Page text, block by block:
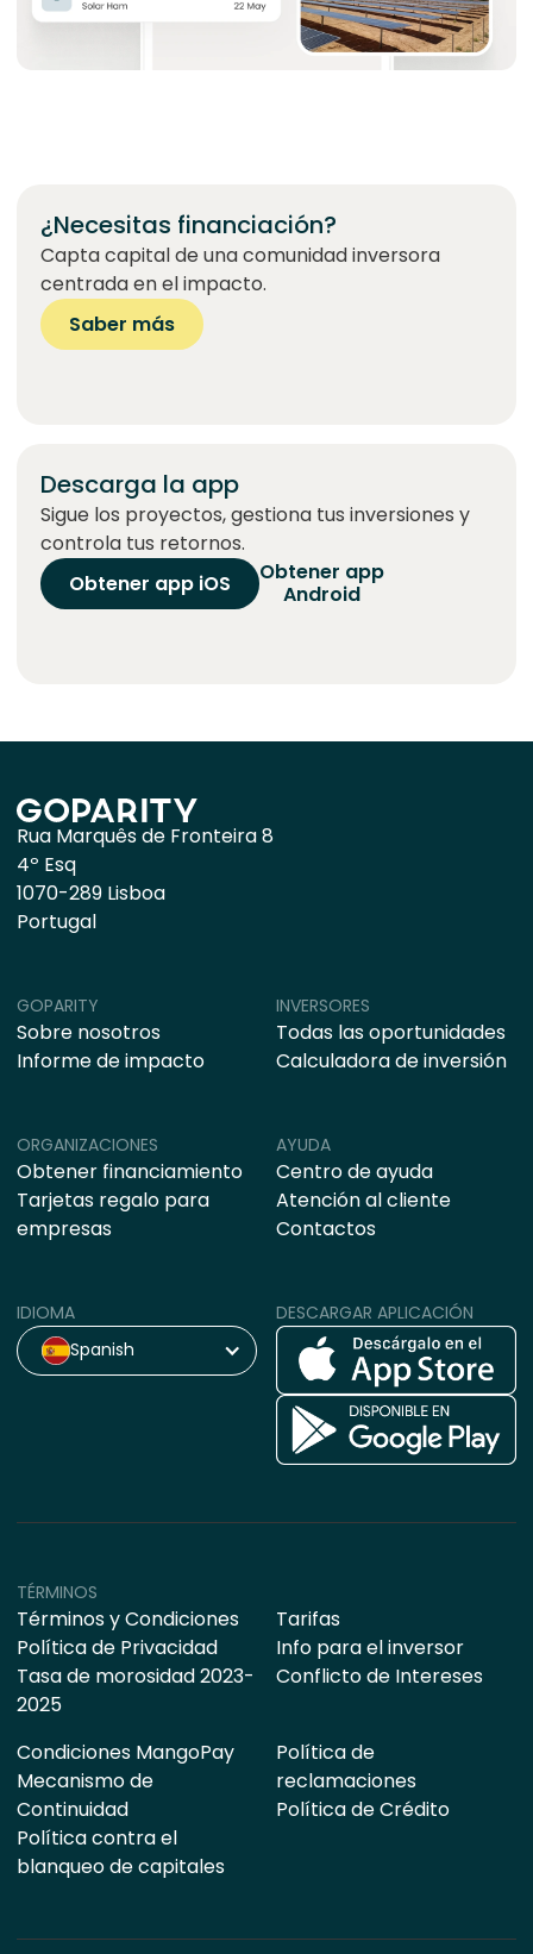
¿Necesitas financiación?
Capta capital de una comunidad inversora
centrada en el impacto.
Saber más
Descarga la app
Sigue los proyectos, gestiona tus inversiones y
controla tus retornos.
Obtener app iOS
Obtener app
Android
Rua Marquês de Fronteira 8
4º Esq
1070-289 Lisboa
Portugal
ORGANIZACIONES
Obtener financiamiento
Tarjetas regalo para
empresas
AYUDA
Centro de ayuda
Atención al cliente
Contactos
GOPARITY
Sobre nosotros
Informe de impacto
INVERSORES
Todas las oportunidades
Calculadora de inversión
IDIOMA
Spanish
DESCARGAR APLICACIÓN
TÉRMINOS
Términos y Condiciones
Política de Privacidad
Tasa de morosidad 2023-
2025
Tarifas
Info para el inversor
Conflicto de Intereses
Condiciones MangoPay
Mecanismo de
Continuidad
Política contra el
blanqueo de capitales
Política de
reclamaciones
Política de Crédito